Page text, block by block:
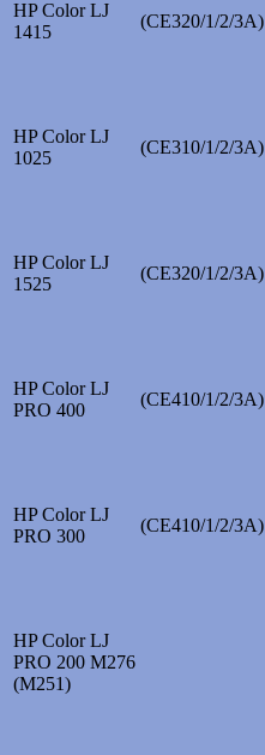
HP Color LJ
1415
(CE320/1/2/3A)
HP Color LJ
1025
(CE310/1/2/3A)
HP Color LJ
1525
(CE320/1/2/3A)
HP Color LJ
PRO 400
(CE410/1/2/3A)
HP Color LJ
PRO 300
(CE410/1/2/3A)
HP Color LJ
PRO 200 M276
(M251)